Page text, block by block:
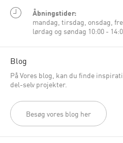
Åbningstider:
mandag, tirsdag, onsdag,
lørdag og søndag 10:00 -
Blog
På Vores blog, kan du finde
del-selv projekter.
Besøg vores blog her